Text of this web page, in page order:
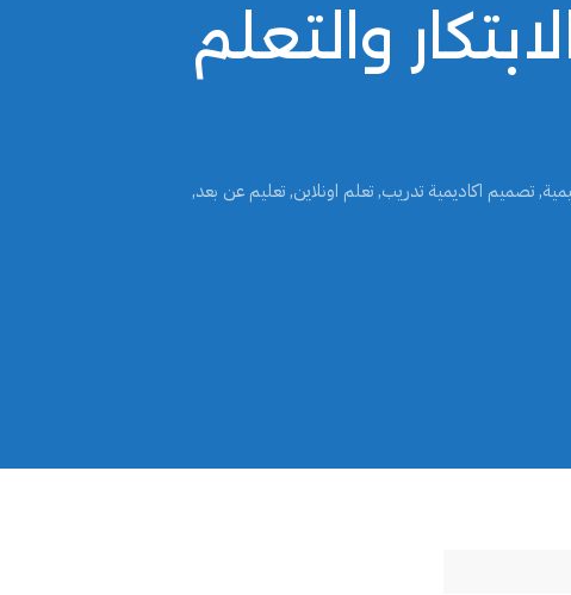
والتعلم
, تصميم اكاديمية تدريب, تعلم اونلاين, تعليم عن بعد,